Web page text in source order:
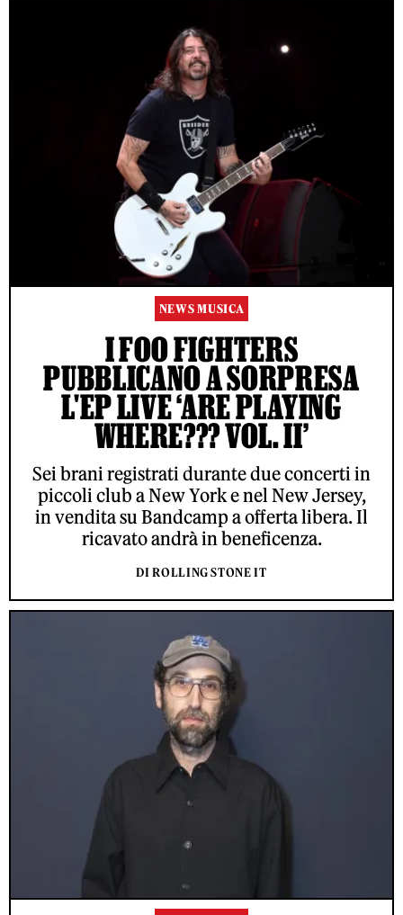
NEWS MUSICA
I FOO FIGHTERS
PUBBLICANO A SORPRESA
L'EP LIVE ‘ARE PLAYING
WHERE??? VOL. II’
Sei brani registrati durante due concerti in
piccoli club a New York e nel New Jersey,
in vendita su Bandcamp a offerta libera. Il
ricavato andrà in beneficenza.
DI ROLLING STONE IT